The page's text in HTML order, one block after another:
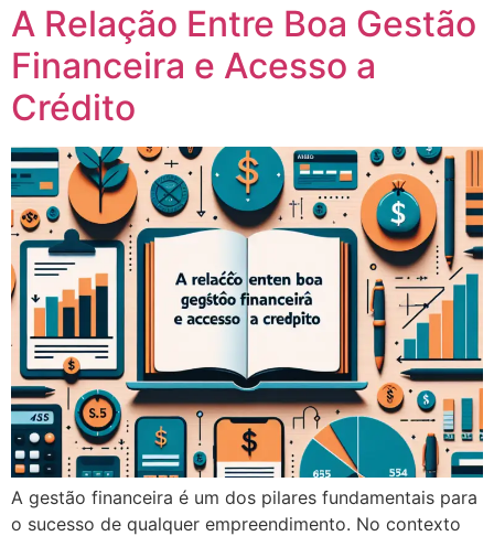
A Relação Entre Boa Gestão
Financeira e Acesso a
Crédito
A gestão financeira é um dos pilares fundamentais para
o sucesso de qualquer empreendimento. No contexto